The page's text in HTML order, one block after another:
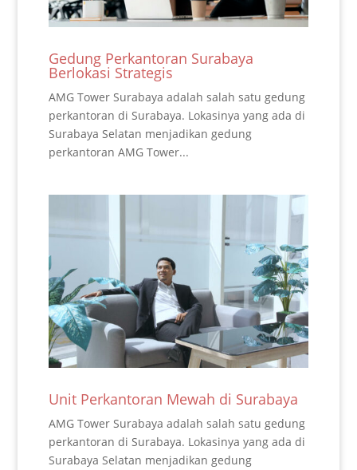
Gedung Perkantoran Surabaya
Berlokasi Strategis
AMG Tower Surabaya adalah salah satu gedung
perkantoran di Surabaya. Lokasinya yang ada di
Surabaya Selatan menjadikan gedung
perkantoran AMG Tower...
Unit Perkantoran Mewah di Surabaya
AMG Tower Surabaya adalah salah satu gedung
perkantoran di Surabaya. Lokasinya yang ada di
Surabaya Selatan menjadikan gedung